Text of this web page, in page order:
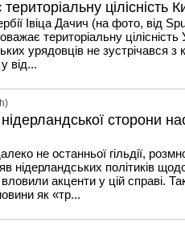
цілісність
Івіца Дачич (на фото, від
територіальну цілісність
урядовців не зустрічався з
від...
сторони
не останньої гільдії,
нідерландських політиків
акценти у цій справі.
як «тр...